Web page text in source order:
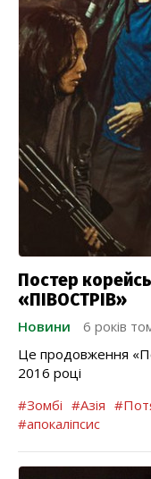
Постер
«ПІВОСТРІВ»
Новини
6 років
Це продовження
2016 році
#Зомбі #Азія
#апокаліпсис